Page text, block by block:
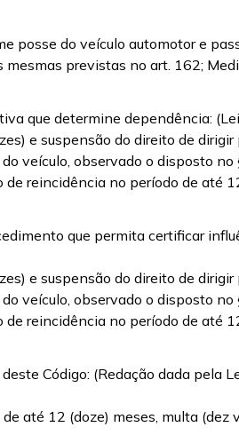
posse do veículo automotor e
previstas no art. 162;
que determine dependência:
e suspensão do direito de
veículo, observado o disposto
reincidência no período de até
que permita certificar
e suspensão do direito de
veículo, observado o disposto
reincidência no período de até
Código: (Redação dada pela
até 12 (doze) meses, multa